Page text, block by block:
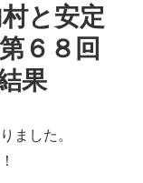
と安定
６８回
果
ました。